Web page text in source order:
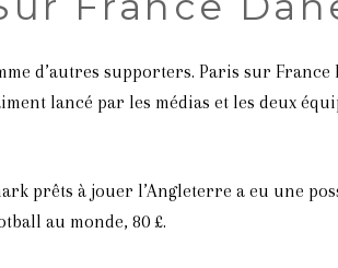
d’autres supporters. Paris sur
lancé par les médias et les deux
prêts à jouer l’Angleterre a eu une
au monde, 80 £.